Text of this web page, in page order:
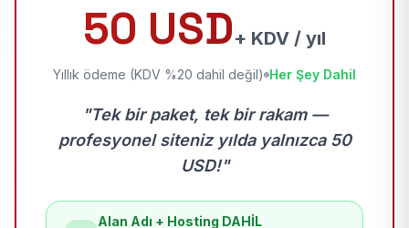
50 USD+ KDV / yıl
Yıllık ödeme (KDV %20 dahil değil) Her Şey Dahil
"Tek bir paket, tek bir rakam —
profesyonel siteniz yılda yalnızca 50
USD!"
Alan Adı + Hosting DAHİL